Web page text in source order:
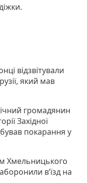
відзвітували
який мав
громадянин
Західної
покарання у
Хмельницького
в’їзд на